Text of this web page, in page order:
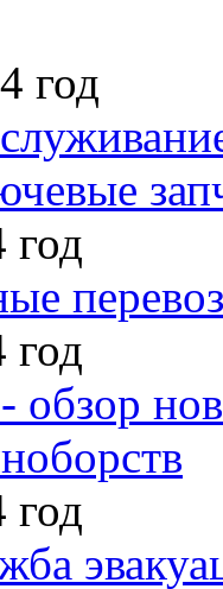
год
год
год
год